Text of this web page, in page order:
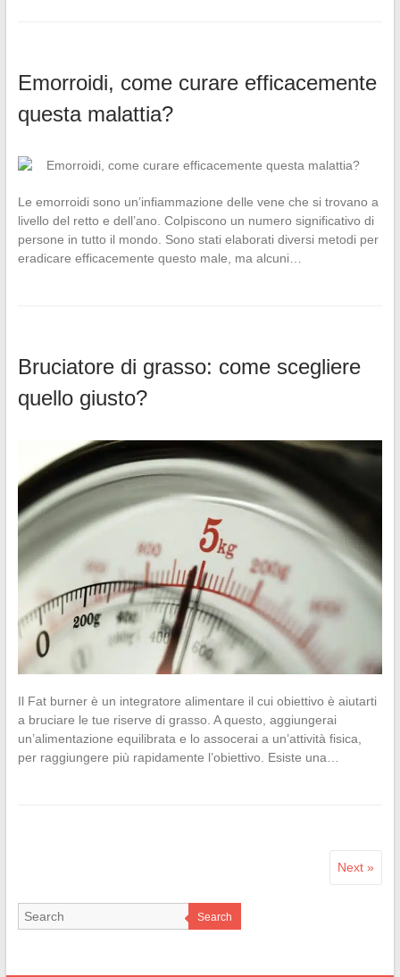
Emorroidi, come curare efficacemente
questa malattia?
Le emorroidi sono un’infiammazione delle vene che si trovano a
livello del retto e dell’ano. Colpiscono un numero significativo di
persone in tutto il mondo. Sono stati elaborati diversi metodi per
eradicare efficacemente questo male, ma alcuni…
Bruciatore di grasso: come scegliere
quello giusto?
Il Fat burner è un integratore alimentare il cui obiettivo è aiutarti
a bruciare le tue riserve di grasso. A questo, aggiungerai
un’alimentazione equilibrata e lo assocerai a un’attività fisica,
per raggiungere più rapidamente l’obiettivo. Esiste una…
Next »
Search